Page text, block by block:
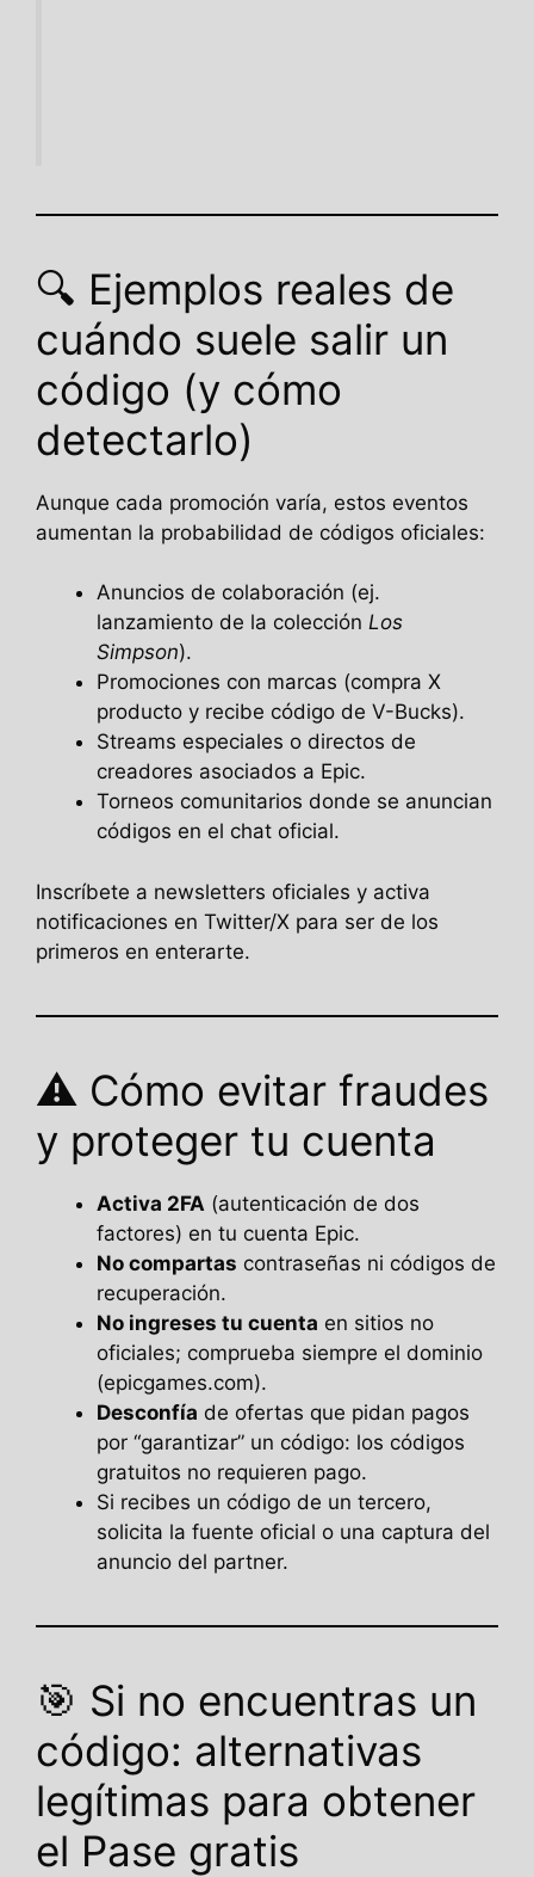
🔍 Ejemplos reales de
cuándo suele salir un
código (y cómo
detectarlo)
Aunque cada promoción varía, estos eventos
aumentan la probabilidad de códigos oficiales:
Anuncios de colaboración (ej.
lanzamiento de la colección Los
Simpson).
Promociones con marcas (compra X
producto y recibe código de V-Bucks).
Streams especiales o directos de
creadores asociados a Epic.
Torneos comunitarios donde se anuncian
códigos en el chat oficial.
Inscríbete a newsletters oficiales y activa
notificaciones en Twitter/X para ser de los
primeros en enterarte.
⚠️ Cómo evitar fraudes
y proteger tu cuenta
Activa 2FA (autenticación de dos
factores) en tu cuenta Epic.
No compartas contraseñas ni códigos de
recuperación.
No ingreses tu cuenta en sitios no
oficiales; comprueba siempre el dominio
(epicgames.com).
Desconfía de ofertas que pidan pagos
por “garantizar” un código: los códigos
gratuitos no requieren pago.
Si recibes un código de un tercero,
solicita la fuente oficial o una captura del
anuncio del partner.
🎯 Si no encuentras un
código: alternativas
legítimas para obtener
el Pase gratis